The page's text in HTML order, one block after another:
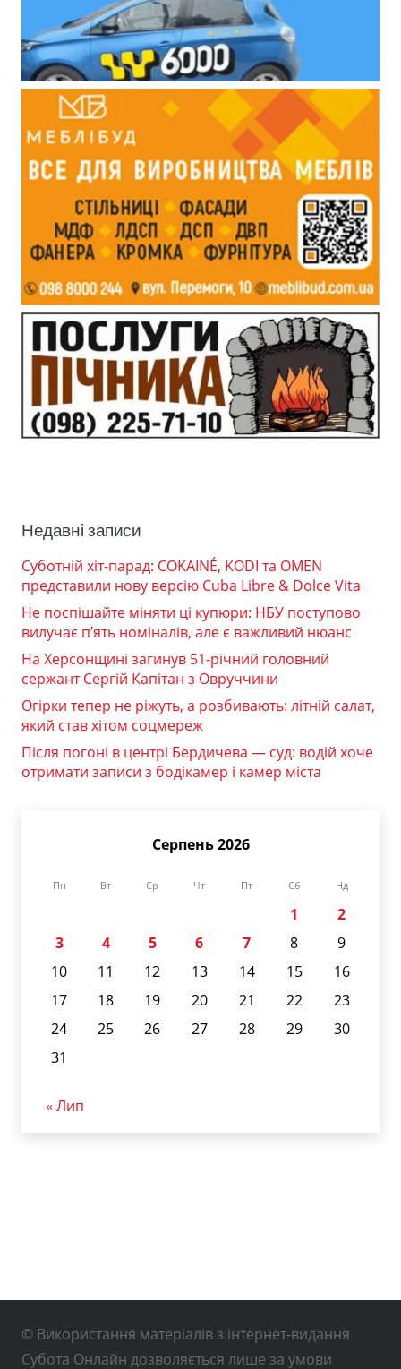
Недавні записи
Суботній хіт-парад: COKAINÉ, KODI та OMEN
представили нову версію Cuba Libre & Dolce Vita
Не поспішайте міняти ці купюри: НБУ поступово
вилучає п’ять номіналів, але є важливий нюанс
На Херсонщині загинув 51-річний головний
сержант Сергій Капітан з Овруччини
Огірки тепер не ріжуть, а розбивають: літній салат,
який став хітом соцмереж
Після погоні в центрі Бердичева — суд: водій хоче
отримати записи з бодікамер і камер міста
Серпень 2026
Пн Вт Ср Чт Пт Сб Нд
1
2
3
4 5 6 7 8
9
10
11 12 13 14 15
16
17
18 19 20 21 22
23
24
25 26 27 28 29
30
31
« Лип
© Використання матеріалів з інтернет-видання
Субота Онлайн дозволяється лише за умови